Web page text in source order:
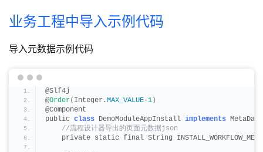
业务工程中导入示例代码
导入元数据示例代码
@Slf4j
@Order( Integer.MAX_VALUE-1 )
@Component
public class DemoModuleAppInstall implements
//流程设计器导出的页面元数据json
private static final String